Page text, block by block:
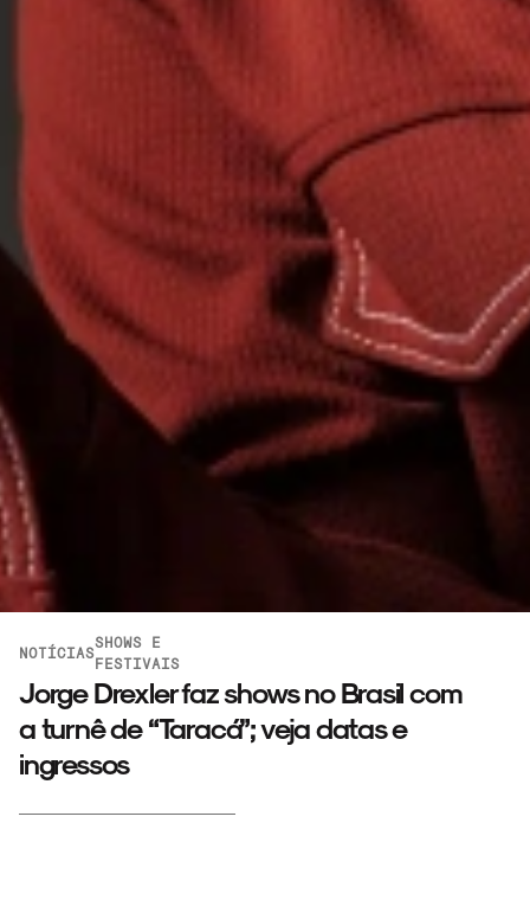
NOTÍCIAS
SHOWS E
FESTIVAIS
Jorge Drexler faz shows no Brasil com
a turnê de “Taracá”; veja datas e
ingressos